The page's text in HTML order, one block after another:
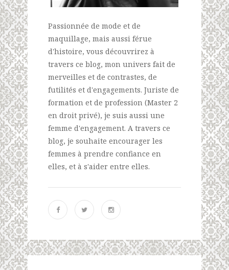
Passionnée de mode et de
maquillage, mais aussi férue
d'histoire, vous découvrirez à
travers ce blog, mon univers fait de
merveilles et de contrastes, de
futilités et d'engagements. Juriste de
formation et de profession (Master 2
en droit privé), je suis aussi une
femme d'engagement. A travers ce
blog, je souhaite encourager les
femmes à prendre confiance en
elles, et à s'aider entre elles.